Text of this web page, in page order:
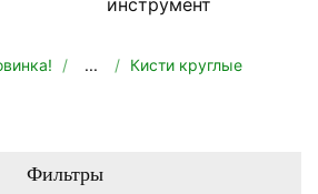
инструмент
... Кисти круглые
Фильтры